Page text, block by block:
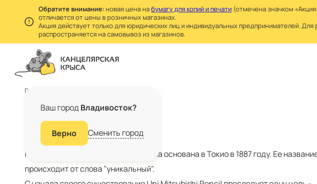
Обратите внимание: новая цена набумагу для копий и печати (отмечена значком
отличается от цены в розничных магазинах.
Акция действует только для юридических лиц и индивидуальных предпринимателей.
распространяется на самовывоз из магазинов.
Ваш город Владивосток?
Верно Сменить город
Главная
БРЕНД UNI
Компания
была основана в Токио в 1887 году. Ее
происходит от слова "уникальный".